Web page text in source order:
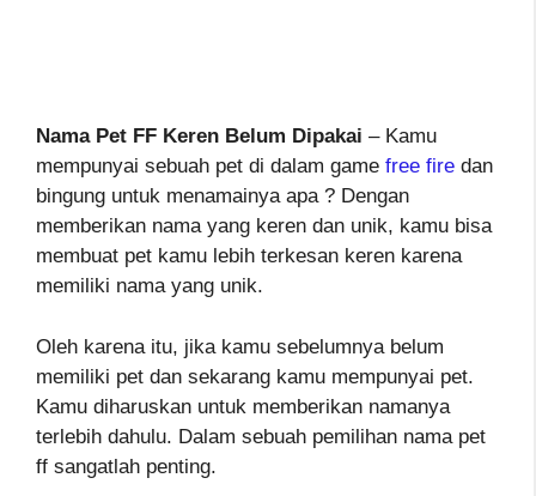
Nama Pet FF Keren Belum Dipakai – Kamu
mempunyai sebuah pet di dalam game free fire dan
bingung untuk menamainya apa ? Dengan
memberikan nama yang keren dan unik, kamu bisa
membuat pet kamu lebih terkesan keren karena
memiliki nama yang unik.
Oleh karena itu, jika kamu sebelumnya belum
memiliki pet dan sekarang kamu mempunyai pet.
Kamu diharuskan untuk memberikan namanya
terlebih dahulu. Dalam sebuah pemilihan nama pet
ff sangatlah penting.